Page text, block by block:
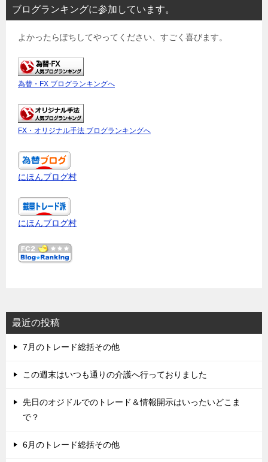
ブログランキングに参加しています。
よかったらぽちしてやってください、すごく喜びます。
為替・FX ブログランキングへ
FX・オリジナル手法 ブログランキングへ
にほんブログ村
にほんブログ村
最近の投稿
7月のトレード総括その他
この週末はいつも通りの介護へ行っておりました
先日のオジドルでのトレード＆情報開示はいったいどこま
で？
6月のトレード総括その他